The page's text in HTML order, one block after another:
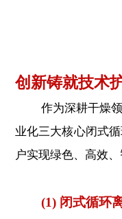
创新铸就技术
作为深耕干燥领域
业化三大核心闭式
户实现绿色、高效
(1) 闭式循环离